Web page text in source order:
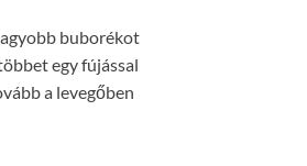
buborékot
egy fújással
a levegőben